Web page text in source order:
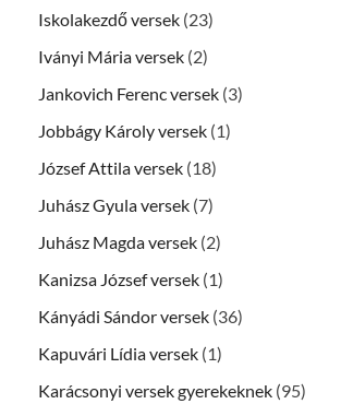
Iskolakezdő versek (23)
Iványi Mária versek (2)
Jankovich Ferenc versek (3)
Jobbágy Károly versek (1)
József Attila versek (18)
Juhász Gyula versek (7)
Juhász Magda versek (2)
Kanizsa József versek (1)
Kányádi Sándor versek (36)
Kapuvári Lídia versek (1)
Karácsonyi versek gyerekeknek (95)